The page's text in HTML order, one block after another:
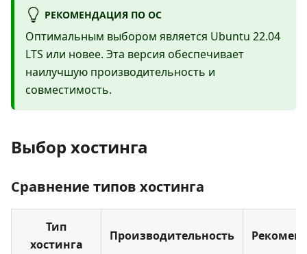
РЕКОМЕНДАЦИЯ ПО ОС
Оптимальным выбором является Ubuntu 22.04
LTS или новее. Эта версия обеспечивает
наилучшую производительность и
совместимость.
Выбор хостинга
Сравнение типов хостинга
Тип
хостинга
Производительность